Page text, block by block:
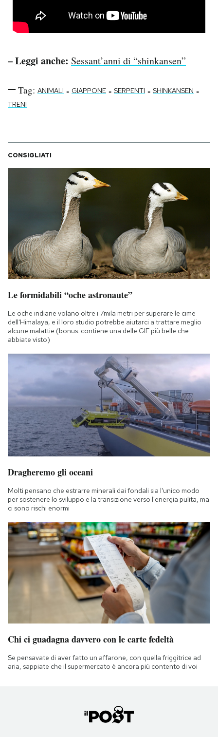
– Leggi anche: Sessant’anni di “shinkansen”
Tag: ANIMALI - GIAPPONE - SERPENTI - SHINKANSEN -
TRENI
CONSIGLIATI
Le formidabili “oche astronaute”
Le oche indiane volano oltre i 7mila metri per superare le cime
dell'Himalaya, e il loro studio potrebbe aiutarci a trattare meglio
alcune malattie (bonus: contiene una delle GIF più belle che
abbiate visto)
Dragheremo gli oceani
Molti pensano che estrarre minerali dai fondali sia l'unico modo
per sostenere lo sviluppo e la transizione verso l'energia pulita, ma
ci sono rischi enormi
Chi ci guadagna davvero con le carte fedeltà
Se pensavate di aver fatto un affarone, con quella friggitrice ad
aria, sappiate che il supermercato è ancora più contento di voi